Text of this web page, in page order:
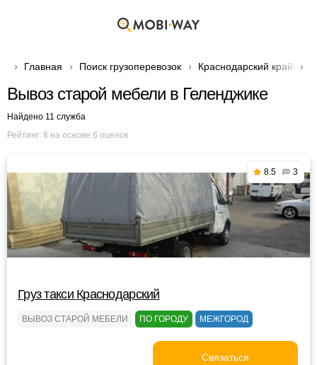
Главная Поиск грузоперевозок Краснодарский край
Вывоз старой мебели в Геленджике
Найдено 11 служба
Рейтинг: 8 на основе 6 оценок
8.5 3
Груз такси Краснодарский
ВЫВОЗ СТАРОЙ МЕБЕЛИ ПО ГОРОДУ МЕЖГОРОД
Связаться